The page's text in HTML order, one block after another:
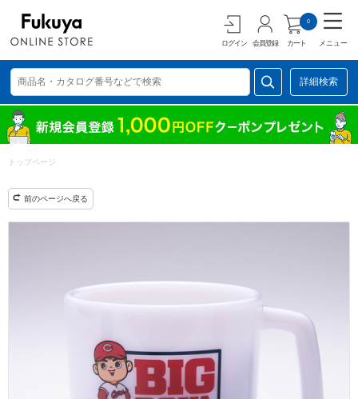
ログイン 会員登録 カート
0
メニュー
詳細検索
トップページ
前のページへ戻る